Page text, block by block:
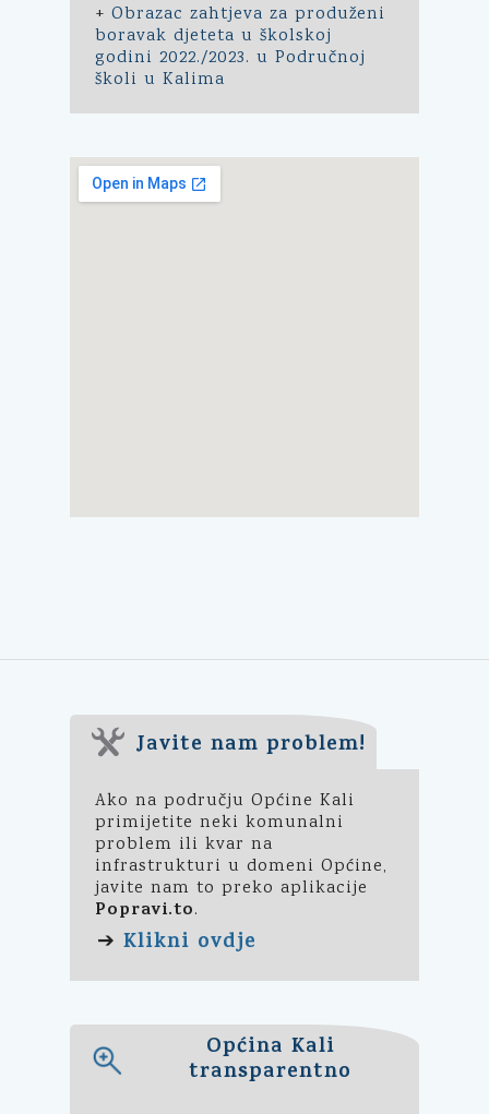
+ Obrazac zahtjeva za produženi
boravak djeteta u školskoj
godini 2022./2023. u Područnoj
školi u Kalima
Javite nam problem!
Ako na području Općine Kali
primijetite neki komunalni
problem ili kvar na
infrastrukturi u domeni Općine,
javite nam to preko aplikacije
Popravi.to.
➔ Klikni ovdje
Općina Kali
transparentno